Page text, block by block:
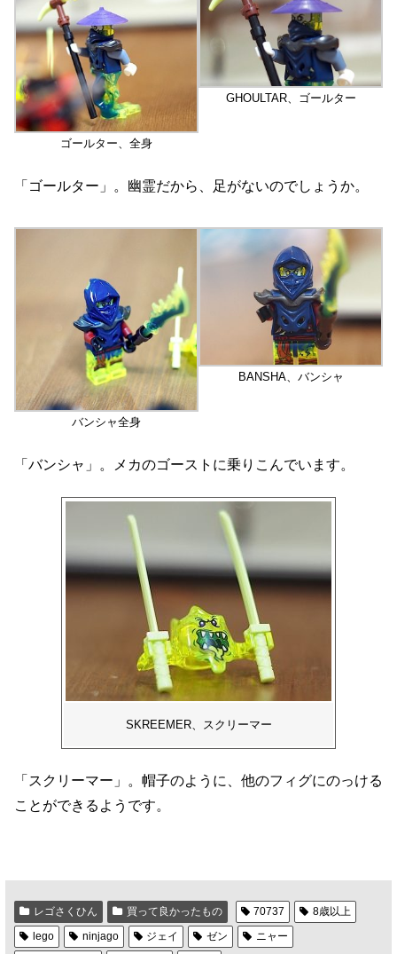
ゴールター、全身
GHOULTAR、ゴールター
「ゴールター」。幽霊だから、足がないのでしょうか。
バンシャ全身
BANSHA、バンシャ
「バンシャ」。メカのゴーストに乗りこんでいます。
SKREEMER、スクリーマー
「スクリーマー」。帽子のように、他のフィグにのっける
ことができるようです。
レゴさくひん 買って良かったもの 70737
8歳以上
lego
ninjago ジェイ ゼン
ニャー